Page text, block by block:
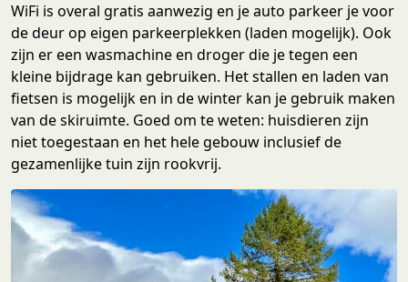
WiFi is overal gratis aanwezig en je auto parkeer je voor
de deur op eigen parkeerplekken (laden mogelijk). Ook
zijn er een wasmachine en droger die je tegen een
kleine bijdrage kan gebruiken. Het stallen en laden van
fietsen is mogelijk en in de winter kan je gebruik maken
van de skiruimte. Goed om te weten: huisdieren zijn
niet toegestaan en het hele gebouw inclusief de
gezamenlijke tuin zijn rookvrij.